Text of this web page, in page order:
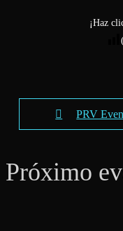
¡Haz
PRV
Próximo